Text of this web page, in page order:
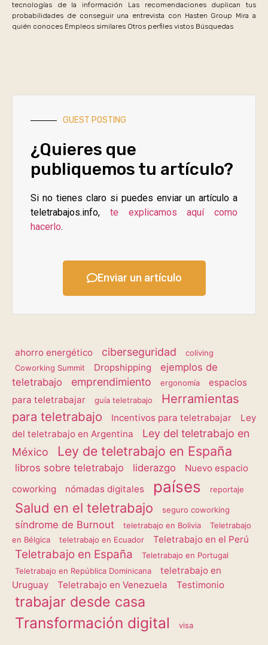
tecnologías de la información Las recomendaciones duplican tus
probabilidades de conseguir una entrevista con Hasten Group Mira a
quién conoces Empleos similares Otros perfiles vistos Búsquedas
GUEST POSTING
¿Quieres que
publiquemos tu artículo?
Si no tienes claro si puedes enviar un artículo a
teletrabajos.info, te explicamos aquí como
hacerlo.
Enviar un artículo
ahorro energético ciberseguridad
coliving
Coworking Summit
Dropshipping
ejemplos de
teletrabajo
emprendimiento ergonomía
espacios
para teletrabajar
guía teletrabajo
Herramientas
para teletrabajo
Incentivos para teletrabajar
Ley
del teletrabajo en Argentina
Ley del teletrabajo en
México
Ley de teletrabajo en España
libros sobre teletrabajo liderazgo
Nuevo espacio
coworking
nómadas digitales países reportaje
Salud en el teletrabajo seguro coworking
síndrome de Burnout teletrabajo en Bolivia
Teletrabajo
en Bélgica
teletrabajo en Ecuador Teletrabajo en el Perú
Teletrabajo en España
Teletrabajo en Portugal
Teletrabajo en República Dominicana
teletrabajo en
Uruguay
Teletrabajo en Venezuela Testimonio
trabajar desde casa
Transformación digital visa